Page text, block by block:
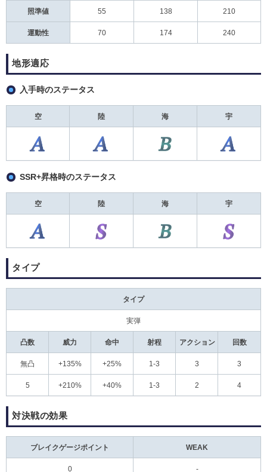
照準値 55 138 210
運動性 70 174 240
地形適応
入手時のステータス
空 陸 海 宇
SSR+昇格時のステータス
空 陸 海 宇
タイプ
タイプ
実弾
凸数 威力 命中 射程 アクション 回数
無凸 +135% +25% 1-3 3 3
5 +210% +40% 1-3 2 4
対決戦の効果
ブレイクゲージポイント WEAK
0 -